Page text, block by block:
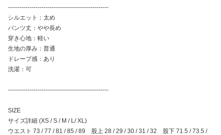
---------------------------------------------------
シルエット：太め
パンツ丈：やや長め
穿き心地：軽い
生地の厚み：普通
ドレープ感：あり
洗濯：可
---------------------------------------------------
SIZE
サイズ詳細 (XS / S / M / L/ XL)
ウエスト 73 / 77 / 81 / 85 / 89 股上 28 / 29 / 30 / 31 / 32 股下 71.5 / 73.5 /